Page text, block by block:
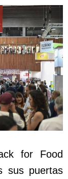
for Food
sus puertas